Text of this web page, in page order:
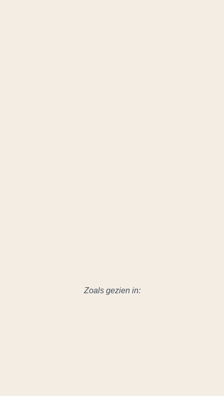
Zoals gezien in: